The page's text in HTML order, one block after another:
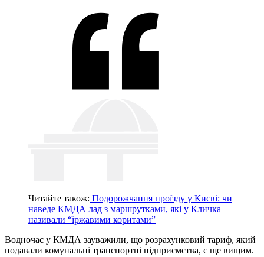
Читайте також: Подорожчання проїзду у Києві: чи
наведе КМДА лад з маршрутками, які у Кличка
називали “іржавими коритами”
Водночас у КМДА зауважили, що розрахунковий тариф, який
подавали комунальні транспортні підприємства, є ще вищим.